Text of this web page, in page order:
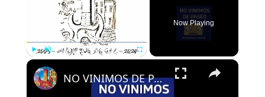
Now Playing
×
NO VINIMOS DE PASEO - PROGRAMA 109 - 01/08/2024